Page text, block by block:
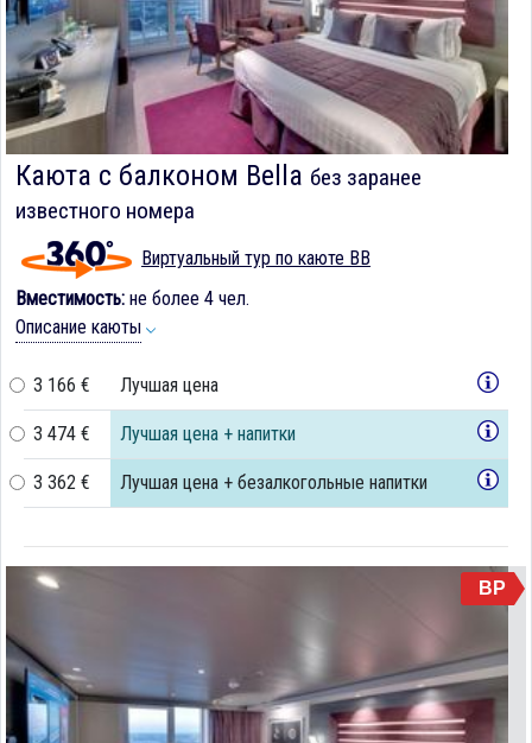
Каюта с балконом Bella без заранее
известного номера
Виртуальный тур по каюте BB
Вместимость: не более 4 чел.
Описание каюты
3 166 € Лучшая цена
3 474 € Лучшая цена + напитки
3 362 € Лучшая цена + безалкогольные напитки
BP